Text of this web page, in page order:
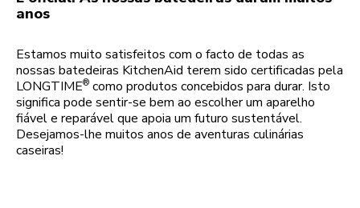
anos
Estamos muito satisfeitos com o facto de todas as
nossas batedeiras KitchenAid terem sido certificadas pela
LONGTIME® como produtos concebidos para durar. Isto
significa pode sentir-se bem ao escolher um aparelho
fiável e reparável que apoia um futuro sustentável.
Desejamos-lhe muitos anos de aventuras culinárias
caseiras!